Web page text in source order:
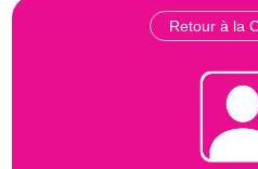
Retour à la